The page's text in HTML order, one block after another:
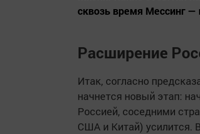
сквозь время Мессинг
Расширение
Итак, согласно
начнется новый этап:
Россией, соседними
США и Китай) усилится.